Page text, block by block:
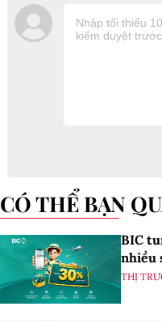
CÓ THỂ BẠN
BIC
nhiều
THỊ